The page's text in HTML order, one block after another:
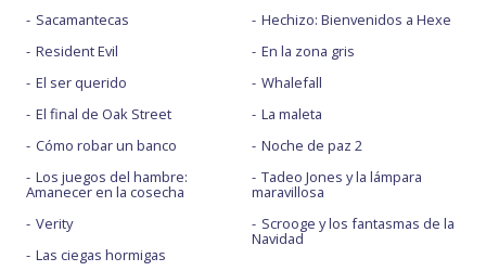
Sacamantecas
Resident Evil
El ser querido
El final de Oak Street
Cómo robar un banco
Los juegos del hambre:
Amanecer en la cosecha
Verity
Las ciegas hormigas
Hechizo: Bienvenidos a Hexe
En la zona gris
Whalefall
La maleta
Noche de paz 2
Tadeo Jones y la lámpara
maravillosa
Scrooge y los fantasmas de la
Navidad